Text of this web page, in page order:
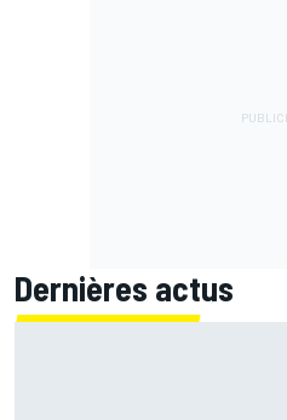
Dernières actus